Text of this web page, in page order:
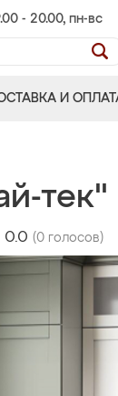
- 20.00, пн-вс
И
тек"
0.0 (0 голосов)